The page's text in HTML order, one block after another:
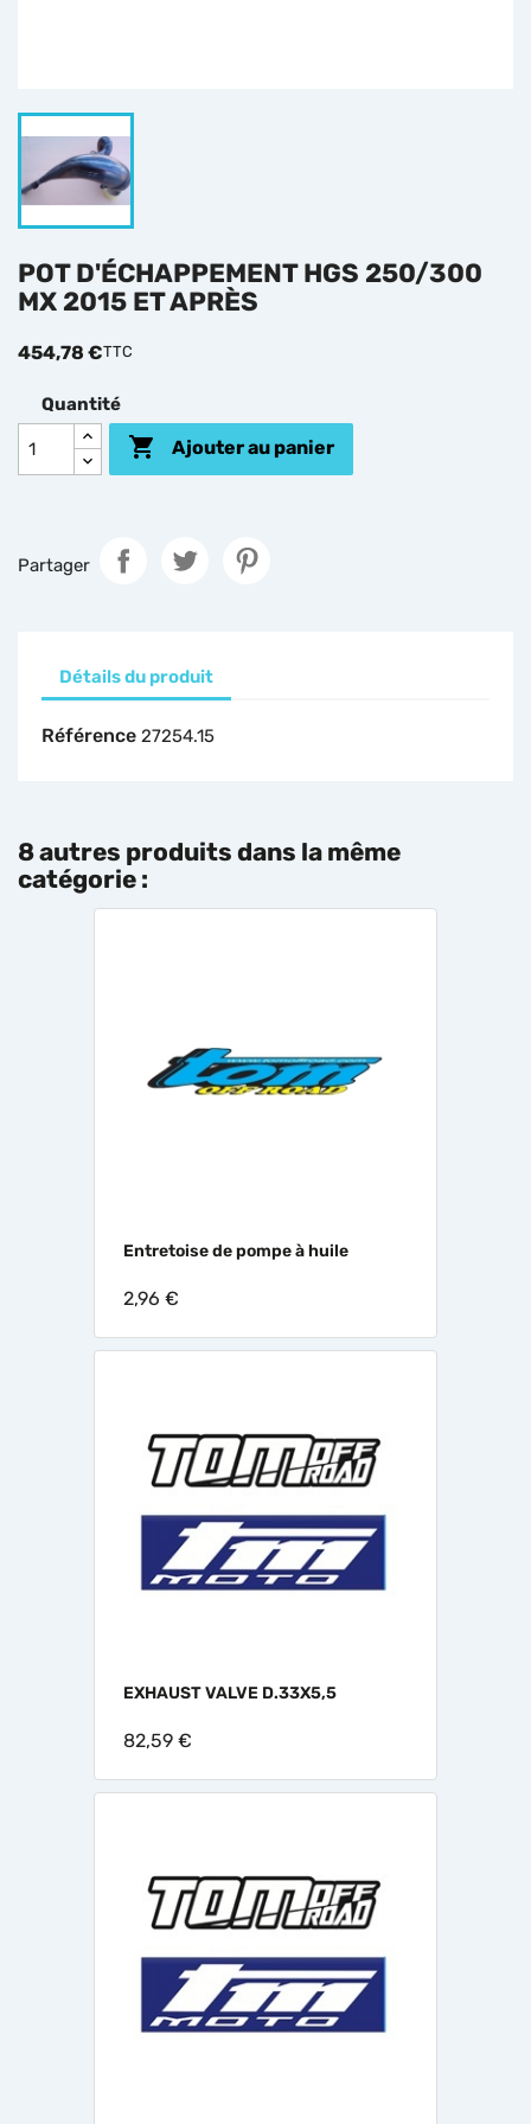
POT D'ÉCHAPPEMENT HGS 250/300
MX 2015 ET APRÈS
454,78 €TTC
Quantité
 Ajouter au panier
Partager
Détails du produit
Référence 27254.15
8 autres produits dans la même
catégorie :
Entretoise de pompe à huile
2,96 €
EXHAUST VALVE D.33X5,5
82,59 €